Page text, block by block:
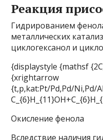
Реакция
Гидрированием
металлических
циклогексанол и
{displaystyle {mathsf
{xrightarrow
{t,p,kat:Pt/Pd,Pd/Ni,Pd/
Окисление фенола
Вследствие наличия